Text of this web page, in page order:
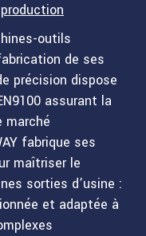
outils
de ses
précision dispose
assurant la
marché
fabrique ses
maîtriser le
sorties d’usine :
et adaptée à